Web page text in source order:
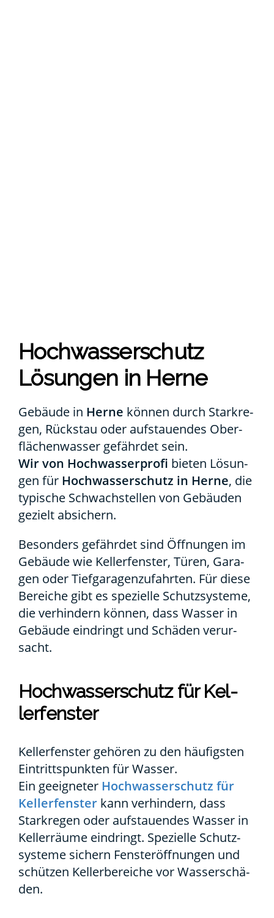
Hoch­was­ser­schutz
Lösun­gen in Her­ne
Gebäu­de in Her­ne kön­nen durch Stark­re­
gen, Rück­stau oder auf­stau­en­des Ober­
flä­chen­was­ser gefähr­det sein.
Wir von Hoch­was­ser­pro­fi bie­ten Lösun­
gen für Hoch­was­ser­schutz in Her­ne, die
typi­sche Schwach­stel­len von Gebäu­den
gezielt absi­chern.
Beson­ders gefähr­det sind Öff­nun­gen im
Gebäu­de wie Kel­ler­fens­ter, Türen, Gara­
gen oder Tief­ga­ra­gen­zu­fahr­ten. Für die­se
Berei­che gibt es spe­zi­el­le Schutz­sys­te­me,
die ver­hin­dern kön­nen, dass Was­ser in
Gebäu­de ein­dringt und Schä­den ver­ur­
sacht.
Hoch­was­ser­schutz für Kel­
ler­fens­ter
Kel­ler­fens­ter gehö­ren zu den häu­figs­ten
Ein­tritts­punk­ten für Was­ser.
Ein geeig­ne­ter Hoch­was­ser­schutz für
Kel­ler­fens­ter kann ver­hin­dern, dass
Stark­re­gen oder auf­stau­en­des Was­ser in
Kel­ler­räu­me ein­dringt. Spe­zi­el­le Schutz­
sys­te­me sichern Fens­ter­öff­nun­gen und
schüt­zen Kel­ler­be­rei­che vor Was­ser­schä­
den.